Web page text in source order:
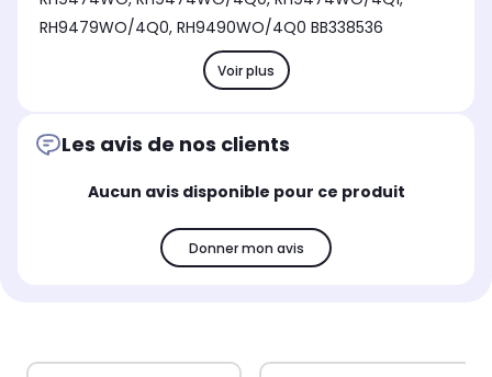
RH9479WO/4Q0, RH9490WO/4Q0 BB338536
Voir plus
Les avis de nos clients
Aucun avis disponible pour ce produit
Donner mon avis